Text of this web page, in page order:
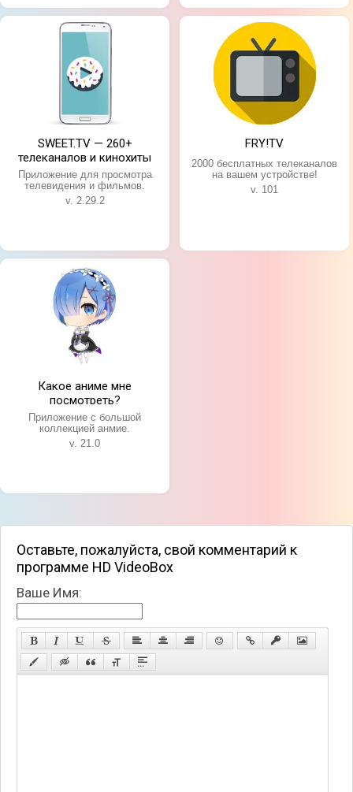
SWEET.TV — 260+
телеканалов и кинохиты
Приложение для просмотра
телевидения и фильмов.
v. 2.29.2
FRY!TV
2000 бесплатных телеканалов
на вашем устройстве!
v. 101
Какое аниме мне
посмотреть?
Приложение с большой
коллекцией анмие.
v. 21.0
Оставьте, пожалуйста, свой комментарий к
программе HD VideoBox
Ваше Имя: